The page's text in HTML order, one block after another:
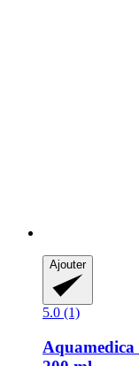
Ajouter
5.0 (1)
Aquamedica